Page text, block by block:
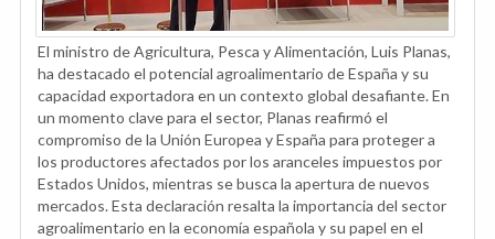
El ministro de Agricultura, Pesca y Alimentación, Luis Planas,
ha destacado el potencial agroalimentario de España y su
capacidad exportadora en un contexto global desafiante. En
un momento clave para el sector, Planas reafirmó el
compromiso de la Unión Europea y España para proteger a
los productores afectados por los aranceles impuestos por
Estados Unidos, mientras se busca la apertura de nuevos
mercados. Esta declaración resalta la importancia del sector
agroalimentario en la economía española y su papel en el